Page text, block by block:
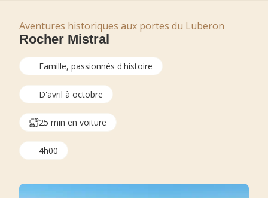
Aventures historiques aux portes du Luberon
Rocher Mistral
Famille, passionnés d'histoire
D'avril à octobre
25 min en voiture
4h00